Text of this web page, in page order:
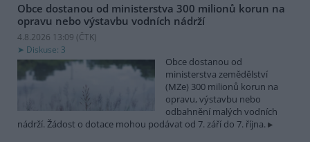
Obce dostanou od ministerstva 300 milionů korun na
opravu nebo výstavbu vodních nádrží
4.8.2026 13:09 (ČTK)
Diskuse: 3
Obce dostanou od
ministerstva zemědělství
(MZe) 300 milionů korun na
opravu, výstavbu nebo
odbahnění malých vodních
nádrží. Žádost o dotace mohou podávat od 7. září do 7. října.